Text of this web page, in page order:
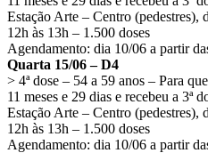
Estação Arte – Centro (pedestres),
12h às 13h – 1.500 doses
Agendamento: dia 10/06 a partir
Quarta 15/06 – D4
> 4ª dose – 54 a 59 anos – Para
11 meses e 29 dias e recebeu a 3ª
Estação Arte – Centro (pedestres),
12h às 13h – 1.500 doses
Agendamento: dia 10/06 a partir